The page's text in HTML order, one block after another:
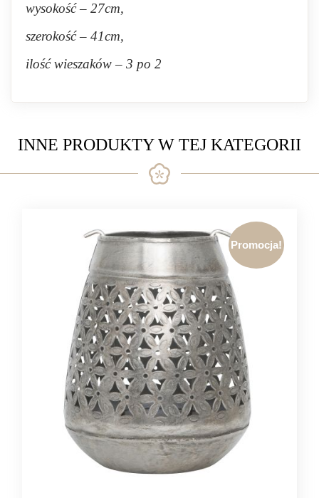
wysokość – 27cm,
szerokość – 41cm,
ilość wieszaków – 3 po 2
INNE PRODUKTY W TEJ KATEGORII
Promocja!